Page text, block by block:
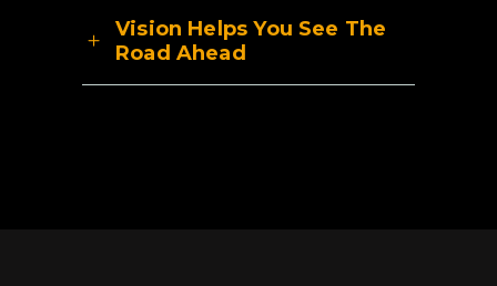
Vision Helps You See The
Road Ahead